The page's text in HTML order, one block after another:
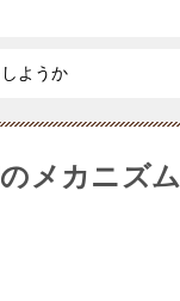
ようか
メカニズム